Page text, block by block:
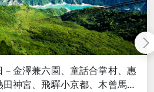
金澤兼六園、童話合掌村、惠
神宮、飛驒小京都、木曾馬籠